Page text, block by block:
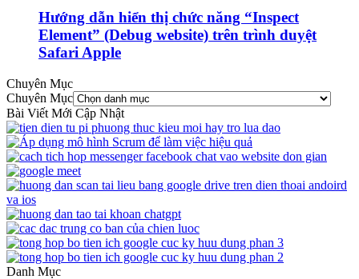
Hướng dẫn hiển thị chức năng “Inspect
Element” (Debug website) trên trình duyệt
Safari Apple
Chuyên Mục
Chuyên Mục
Bài Viết Mới Cập Nhật
Danh Mục